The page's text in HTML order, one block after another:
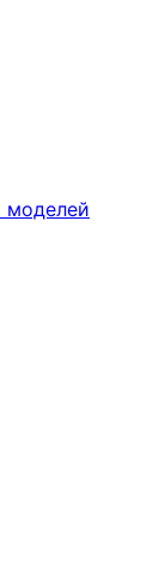
моделей